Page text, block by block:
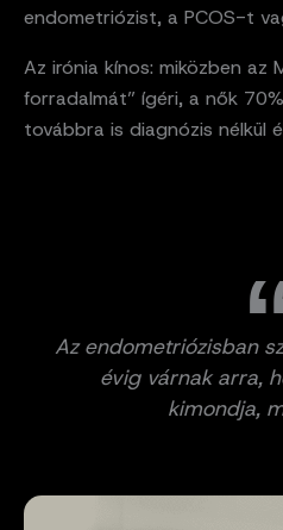
endometriózist, a PCOS-t
Az irónia kínos: miközben az
forradalmát” ígéri, a nők
továbbra is diagnózis nélkül
Az endometriózisban
évig várnak arra,
kimondja,